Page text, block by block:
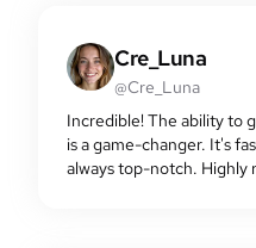
Cre_Luna
@Cre_Luna
Incredible! The ability to
is a game-changer. It's
always top-notch. Highly